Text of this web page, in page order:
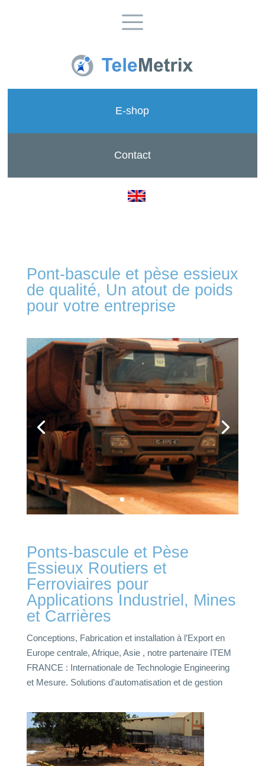
E-shop
Contact
Pont-bascule et pèse essieux
de qualité, Un atout de poids
pour votre entreprise
Ponts-bascule et Pèse
Essieux Routiers et
Ferroviaires pour
Applications Industriel, Mines
et Carrières
Conceptions, Fabrication et installation à l’Export en
Europe centrale, Afrique, Asie , notre partenaire ITEM
FRANCE : Internationale de Technologie Engineering
et Mesure. Solutions d’automatisation et de gestion